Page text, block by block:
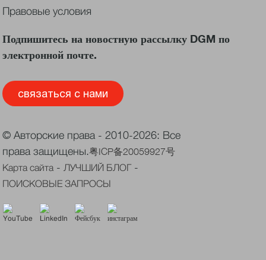
Правовые условия
Подпишитесь на новостную рассылку DGM по
электронной почте.
связаться с нами
© Авторские права - 2010-2026: Все
права защищены.粤ICP备20059927号
Карта сайта - ЛУЧШИЙ БЛОГ -
ПОИСКОВЫЕ ЗАПРОСЫ